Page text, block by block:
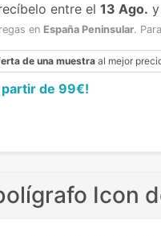
entre el 13 Ago.
en España Peninsular.
de una muestra al mejor
partir de 99€!
Icon